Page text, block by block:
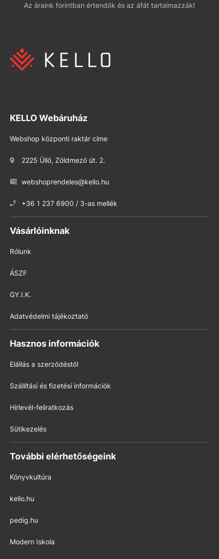
Az áraink forintban értendők és az áfát tartalmazzák!
KELLO Webáruház
Webshop központi raktár címe
2225 Üllő, Zöldmező út. 2.
webshoprendeles@kello.hu
+36 1 237 6900 / 3-as mellék
Vásárlóinknak
Rólunk
ÁSZF
GY.I.K.
Adatvédelmi tájékoztató
Hasznos információk
Elállás a szerződéstől
Szállítási és fizetési információk
Hírlevél-feliratkozás
Sütikezelés
További elérhetőségeink
Könyvkultúra
kello.hu
pedig.hu
Modern Iskola